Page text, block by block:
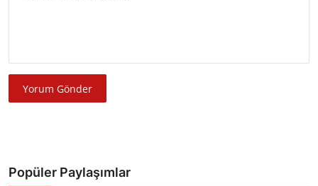
Yorum Gönder
Popüler Paylaşımlar